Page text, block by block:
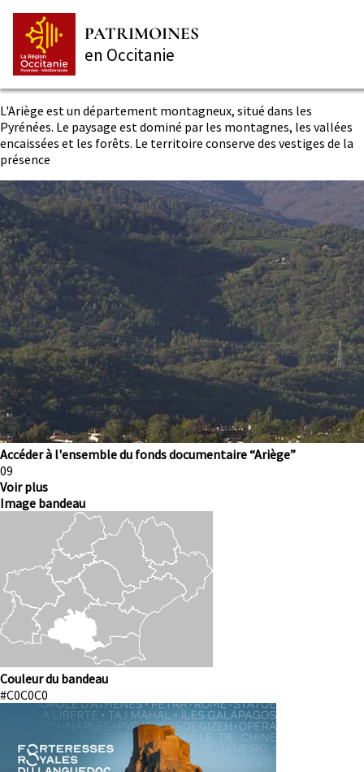
contenu
principal
PATRIMOINES
en Occitanie
Description
L'Ariège est un département montagneux, situé dans les
Pyrénées. Le paysage est dominé par les montagnes, les vallées
encaissées et les forêts. Le territoire conserve des vestiges de la
présence
Fond
du
bandeau
Image
Accéder à l'ensemble du fonds documentaire “Ariège”
Numéro
09
Voir plus
Image bandeau
Couleur du bandeau
#C0C0C0